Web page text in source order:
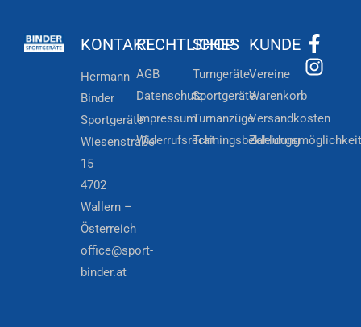
KONTAKT
Hermann
Binder
Sportgeräte
Wiesenstraße
15
4702
Wallern –
Österreich
office@sport-
binder.at
RECHTLICHES
AGB
Datenschutz
Impressum
Widerrufsrecht
SHOP
Turngeräte
Sportgeräte
Turnanzüge
Trainingsbekleidung
KUNDE
Vereine
Warenkorb
Versandkosten